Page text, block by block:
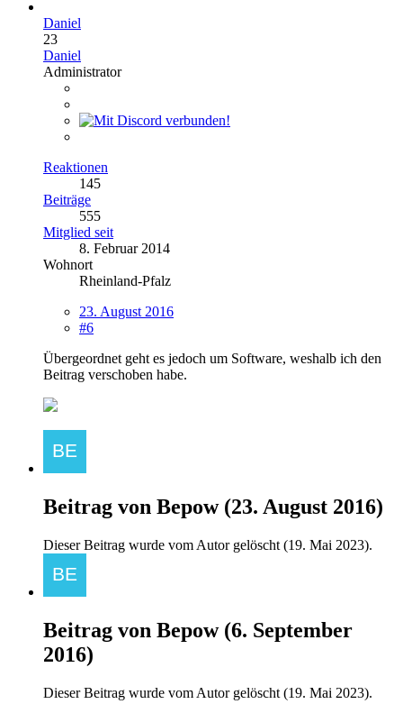
Daniel
23
Daniel
Administrator
Reaktionen
145
Beiträge
555
Mitglied seit
8. Februar 2014
Wohnort
Rheinland-Pfalz
23. August 2016
#6
Übergeordnet geht es jedoch um Software, weshalb ich den
Beitrag verschoben habe.
Beitrag von Bepow(23. August 2016)
Dieser Beitrag wurde vom Autor gelöscht (19. Mai 2023).
Beitrag von Bepow(6. September
2016)
Dieser Beitrag wurde vom Autor gelöscht (19. Mai 2023).